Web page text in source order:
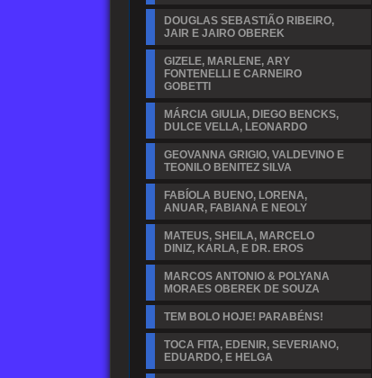
DOUGLAS SEBASTIÃO RIBEIRO,
JAIR E JAIRO OBEREK
GIZELE, MARLENE, ARY
FONTENELLI E CARNEIRO
GOBETTI
MÁRCIA GIULIA, DIEGO BENCKS,
DULCE VELLA, LEONARDO
GEOVANNA GRIGIO, VALDEVINO E
TEONILO BENITEZ SILVA
FABÍOLA BUENO, LORENA,
ANUAR, FABIANA E NEOLY
MATEUS, SHEILA, MARCELO
DINIZ, KARLA, E DR. EROS
MARCOS ANTONIO & POLYANA
MORAES OBEREK DE SOUZA
TEM BOLO HOJE! PARABÉNS!
TOCA FITA, EDENIR, SEVERIANO,
EDUARDO, E HELGA